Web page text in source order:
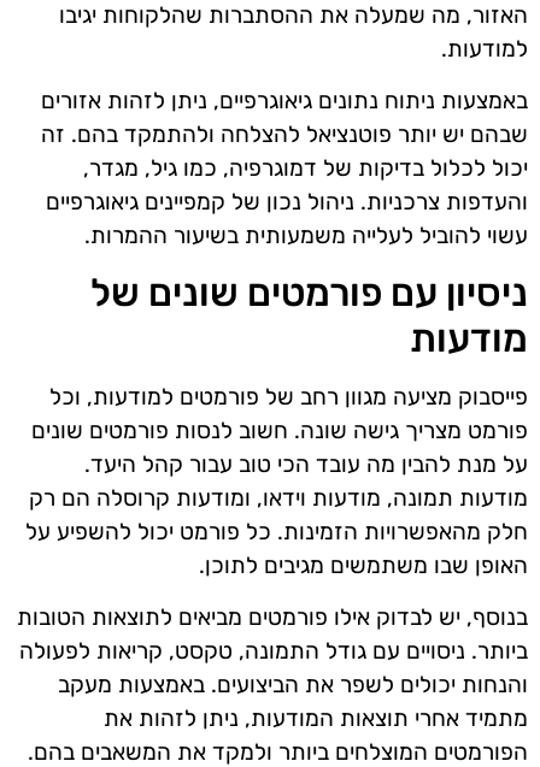
האזור, מה שמעלה את ההסתברות שהלקוחות יגיבו
למודעות.
באמצעות ניתוח נתונים גיאוגרפיים, ניתן לזהות אזורים
שבהם יש יותר פוטנציאל להצלחה ולהתמקד בהם. זה
יכול לכלול בדיקות של דמוגרפיה, כמו גיל, מגדר,
והעדפות צרכניות. ניהול נכון של קמפיינים גיאוגרפיים
עשוי להוביל לעלייה משמעותית בשיעור ההמרות.
ניסיון עם פורמטים שונים של
מודעות
פייסבוק מציעה מגוון רחב של פורמטים למודעות, וכל
פורמט מצריך גישה שונה. חשוב לנסות פורמטים שונים
על מנת להבין מה עובד הכי טוב עבור קהל היעד.
מודעות תמונה, מודעות וידאו, ומודעות קרוסלה הם רק
חלק מהאפשרויות הזמינות. כל פורמט יכול להשפיע על
האופן שבו משתמשים מגיבים לתוכן.
בנוסף, יש לבדוק אילו פורמטים מביאים לתוצאות הטובות
ביותר. ניסויים עם גודל התמונה, טקסט, קריאות לפעולה
והנחות יכולים לשפר את הביצועים. באמצעות מעקב
מתמיד אחרי תוצאות המודעות, ניתן לזהות את
הפורמטים המוצלחים ביותר ולמקד את המשאבים בהם.